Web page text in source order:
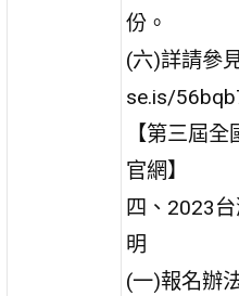
份。
(六)詳請參
se.is/
【第三屆
官網】
四、2023
明
(一)報名辦